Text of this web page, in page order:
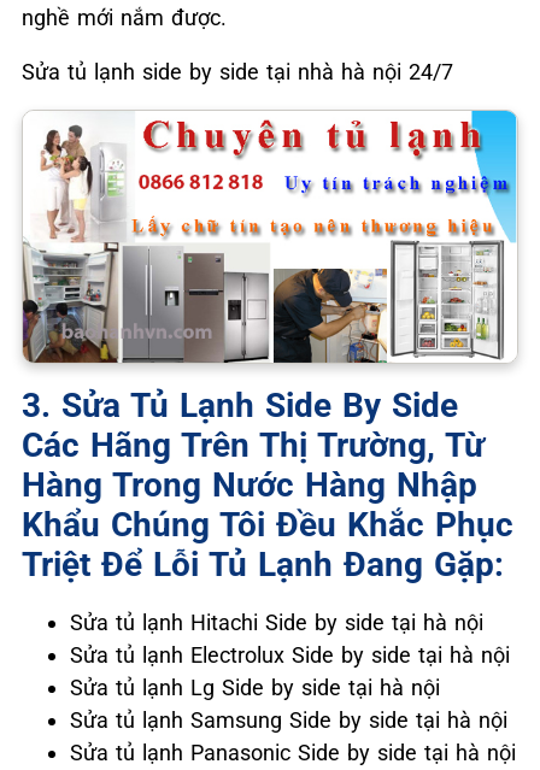
nghề mới nắm được.
Sửa tủ lạnh side by side tại nhà hà nội 24/7
3. Sửa Tủ Lạnh Side By Side
Các Hãng Trên Thị Trường, Từ
Hàng Trong Nước Hàng Nhập
Khẩu Chúng Tôi Đều Khắc Phục
Triệt Để Lỗi Tủ Lạnh Đang Gặp:
Sửa tủ lạnh Hitachi Side by side tại hà nội
Sửa tủ lạnh Electrolux Side by side tại hà nội
Sửa tủ lạnh Lg Side by side tại hà nội
Sửa tủ lạnh Samsung Side by side tại hà nội
Sửa tủ lạnh Panasonic Side by side tại hà nội